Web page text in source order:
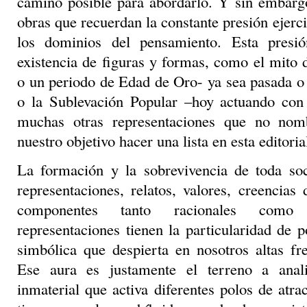
obras que recuerdan la constante presión
los dominios del pensamiento. Esta
existencia de figuras y formas, como el mito
o un periodo de Edad de Oro- ya sea pasada
o la Sublevación Popular –hoy actuando
muchas otras representaciones que no
nuestro objetivo hacer una lista en esta
La formación y la sobrevivencia de toda
representaciones, relatos, valores, creencias
componentes tanto racionales
representaciones tienen la particularidad de
simbólica que despierta en nosotros altas
Ese aura es justamente el terreno a
inmaterial que activa diferentes polos de